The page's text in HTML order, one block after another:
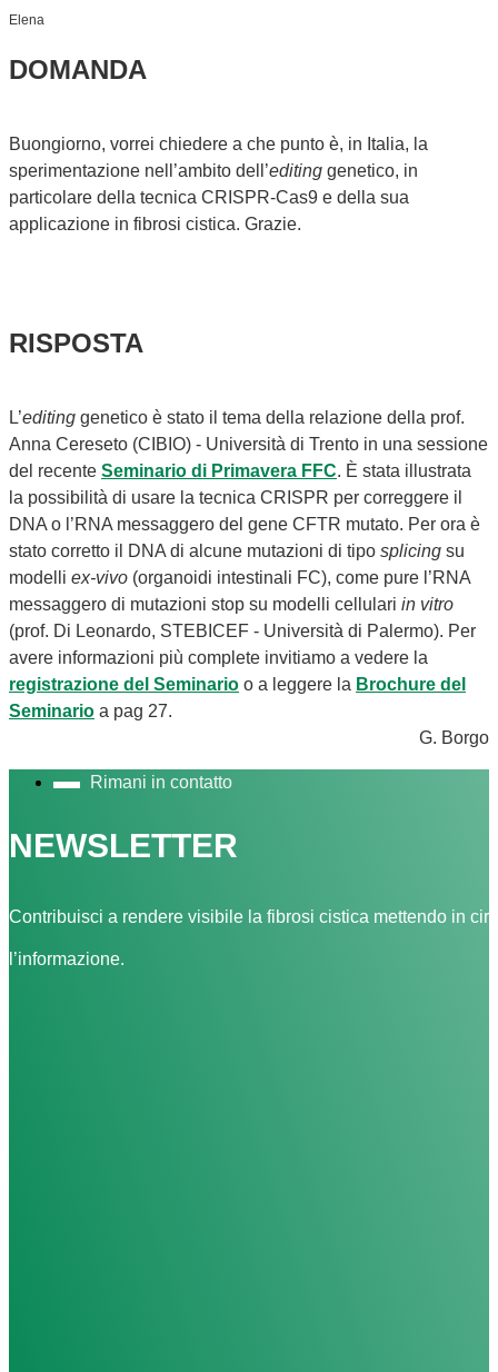
Elena
DOMANDA
Buongiorno, vorrei chiedere a che punto è, in Italia, la
sperimentazione nell’ambito dell’editing genetico, in
particolare della tecnica CRISPR-Cas9 e della sua
applicazione in fibrosi cistica. Grazie.
RISPOSTA
L’editing genetico è stato il tema della relazione della prof.
Anna Cereseto (CIBIO) - Università di Trento in una sessione
del recente Seminario di Primavera FFC. È stata illustrata
la possibilità di usare la tecnica CRISPR per correggere il
DNA o l’RNA messaggero del gene CFTR mutato. Per ora è
stato corretto il DNA di alcune mutazioni di tipo splicing su
modelli ex-vivo (organoidi intestinali FC), come pure l’RNA
messaggero di mutazioni stop su modelli cellulari in vitro
(prof. Di Leonardo, STEBICEF - Università di Palermo). Per
avere informazioni più complete invitiamo a vedere la
registrazione del Seminario o a leggere la Brochure del
Seminario a pag 27.
G. Borgo
Rimani in contatto
NEWSLETTER
Contribuisci a rendere visibile la fibrosi cistica mettendo in
l’informazione.